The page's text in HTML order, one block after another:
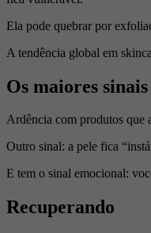
Ela pode quebrar por
A tendência global em
Os maiores sinais
Ardência com produtos que
Outro sinal: a pele fica
E tem o sinal emocional:
Recuperando